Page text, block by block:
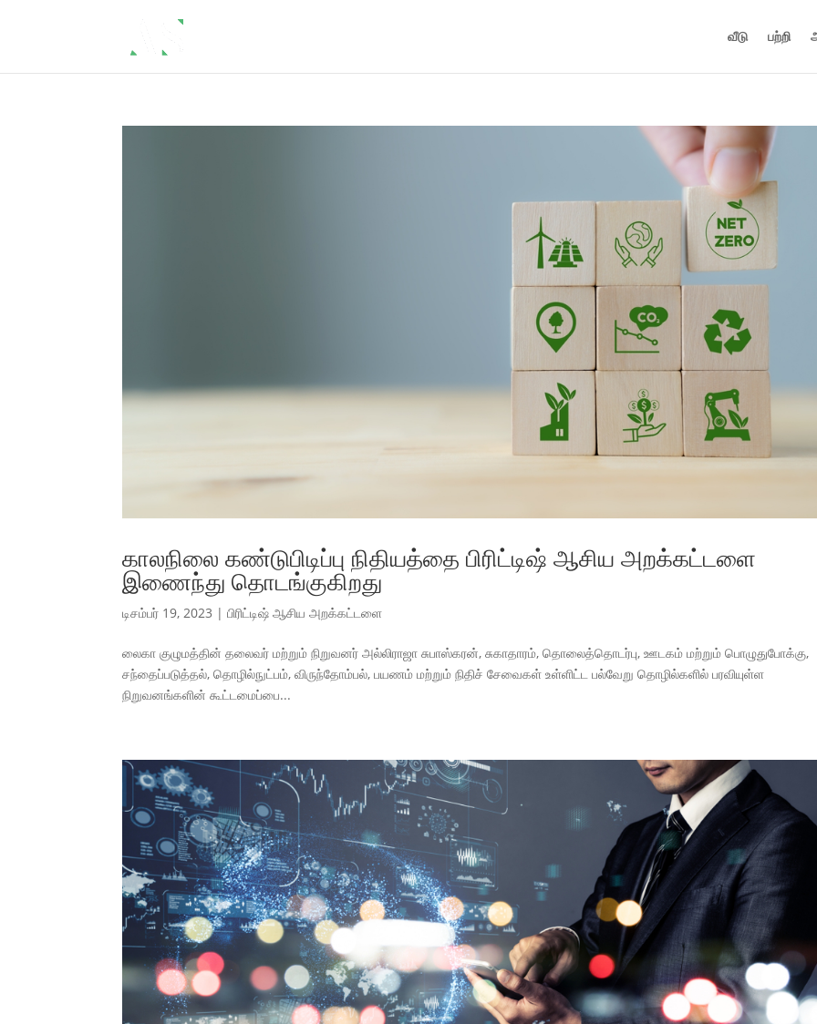
வீடு பற்றி
காலநிலை கண்டுபிடிப்பு நிதியத்தை பிரிட்டிஷ் ஆசிய அறக்கட்டளை
இணைந்து தொடங்குகிறது
டிசம்பர் 19, 2023 |பிரிட்டிஷ் ஆசிய அறக்கட்டளை
லைகா குழுமத்தின் தலைவர் மற்றும் நிறுவனர் அல்லிராஜா சுபாஸ்கரன், சுகாதாரம், தொலைத்தொடர்பு, ஊடகம் மற்றும் பொழுதுபோக்கு,
சந்தைப்படுத்தல், தொழில்நுட்பம், விருந்தோம்பல், பயணம் மற்றும் நிதிச் சேவைகள் உள்ளிட்ட பல்வேறு தொழில்களில் பரவியுள்ள
நிறுவனங்களின் கூட்டமைப்பை...